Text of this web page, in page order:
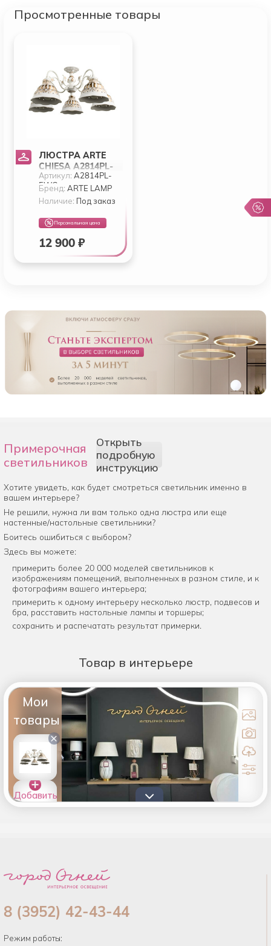
Просмотренные товары
ЛЮСТРА ARTE
CHIESA A2814PL-
5WG
Артикул:A2814PL-
5WG
Бренд:ARTE LAMP
Наличие: Под заказ
Персональная цена
12 900 ₽
Примерочная
светильников
Открыть
подробную
инструкцию
Хотите увидеть, как будет смотреться светильник именно в
вашем интерьере?
Не решили, нужна ли вам только одна люстра или еще
настенные/настольные светильники?
Боитесь ошибиться с выбором?
Здесь вы можете:
примерить более 20 000 моделей светильников к
изображениям помещений, выполненных в разном стиле, и к
фотографиям вашего интерьера;
примерить к одному интерьеру несколько люстр, подвесов и
бра, расставить настольные лампы и торшеры;
сохранить и распечатать результат примерки.
Товар в интерьере
Мои
товары
×
Добавить
товары в
8 (3952) 42-43-44
Режим работы: